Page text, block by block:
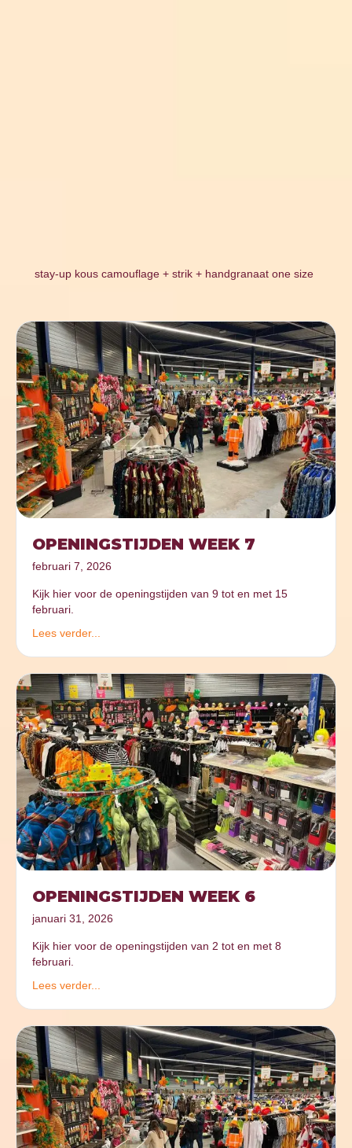
stay-up kous camouflage + strik + handgranaat one size
OPENINGSTIJDEN WEEK 7
februari 7, 2026
Kijk hier voor de openingstijden van 9 tot en met 15
februari.
Lees verder...
OPENINGSTIJDEN WEEK 6
januari 31, 2026
Kijk hier voor de openingstijden van 2 tot en met 8
februari.
Lees verder...